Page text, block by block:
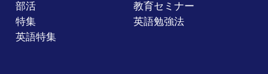
部活
教育セミナー
特集
英語勉強法
英語特集